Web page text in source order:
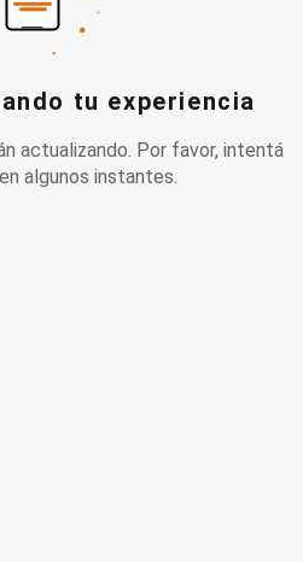
tu experiencia
actualizando. Por favor, intentá
algunos instantes.